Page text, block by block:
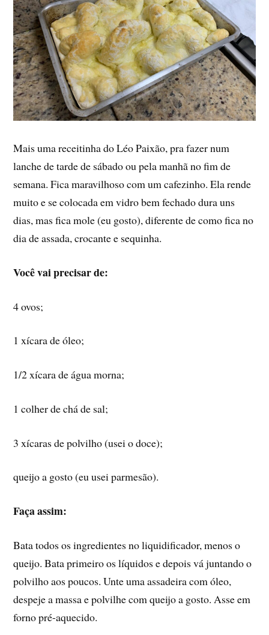
Mais uma receitinha do Léo Paixão, pra fazer num
lanche de tarde de sábado ou pela manhã no fim de
semana. Fica maravilhoso com um cafezinho. Ela rende
muito e se colocada em vidro bem fechado dura uns
dias, mas fica mole (eu gosto), diferente de como fica no
dia de assada, crocante e sequinha.
Você vai precisar de:
4 ovos;
1 xí­cara de óleo;
1/2 xí­cara de água morna;
1 colher de chá de sal;
3 xí­caras de polvilho (usei o doce);
queijo a gosto (eu usei parmesão).
Faça assim:
Bata todos os ingredientes no liquidificador, menos o
queijo. Bata primeiro os lí­quidos e depois vá juntando o
polvilho aos poucos. Unte uma assadeira com óleo,
despeje a massa e polvilhe com queijo a gosto. Asse em
forno pré-aquecido.